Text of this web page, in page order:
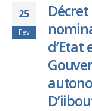
25
Fév
d’Etat